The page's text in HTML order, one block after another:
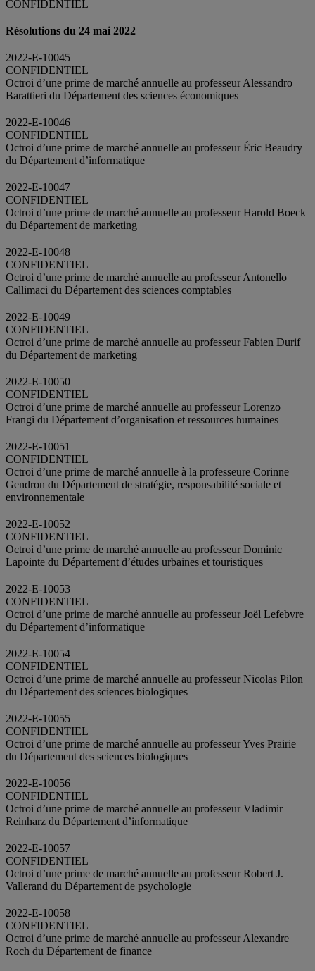
CONFIDENTIEL
Résolutions du 24 mai 2022
2022-E-10045
CONFIDENTIEL
Octroi d’une prime de marché annuelle au professeur Alessandro
Barattieri du Département des sciences économiques
2022-E-10046
CONFIDENTIEL
Octroi d’une prime de marché annuelle au professeur Éric Beaudry
du Département d’informatique
2022-E-10047
CONFIDENTIEL
Octroi d’une prime de marché annuelle au professeur Harold Boeck
du Département de marketing
2022-E-10048
CONFIDENTIEL
Octroi d’une prime de marché annuelle au professeur Antonello
Callimaci du Département des sciences comptables
2022-E-10049
CONFIDENTIEL
Octroi d’une prime de marché annuelle au professeur Fabien Durif
du Département de marketing
2022-E-10050
CONFIDENTIEL
Octroi d’une prime de marché annuelle au professeur Lorenzo
Frangi du Département d’organisation et ressources humaines
2022-E-10051
CONFIDENTIEL
Octroi d’une prime de marché annuelle à la professeure Corinne
Gendron du Département de stratégie, responsabilité sociale et
environnementale
2022-E-10052
CONFIDENTIEL
Octroi d’une prime de marché annuelle au professeur Dominic
Lapointe du Département d’études urbaines et touristiques
2022-E-10053
CONFIDENTIEL
Octroi d’une prime de marché annuelle au professeur Joël Lefebvre
du Département d’informatique
2022-E-10054
CONFIDENTIEL
Octroi d’une prime de marché annuelle au professeur Nicolas Pilon
du Département des sciences biologiques
2022-E-10055
CONFIDENTIEL
Octroi d’une prime de marché annuelle au professeur Yves Prairie
du Département des sciences biologiques
2022-E-10056
CONFIDENTIEL
Octroi d’une prime de marché annuelle au professeur Vladimir
Reinharz du Département d’informatique
2022-E-10057
CONFIDENTIEL
Octroi d’une prime de marché annuelle au professeur Robert J.
Vallerand du Département de psychologie
2022-E-10058
CONFIDENTIEL
Octroi d’une prime de marché annuelle au professeur Alexandre
Roch du Département de finance